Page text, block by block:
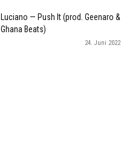
Luciano — Push It (prod. Geenaro &
Ghana Beats)
24. Juni 2022